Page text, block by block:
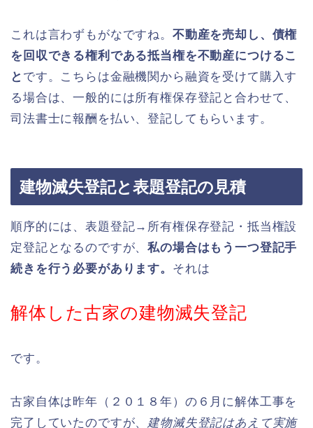
これは言わずもがなですね。 不動産を売却し、債権
を回収できる権利である抵当権を不動産につけるこ
と です。こちらは金融機関から融資を受けて購入す
る場合は、一般的には所有権保存登記と合わせて、
司法書士に報酬を払い、登記してもらいます。
建物滅失登記と表題登記の見積
順序的には、表題登記→所有権保存登記・抵当権設
定登記となるのですが、私の場合はもう一つ登記手
続きを行う必要があります。 それは
解体した古家の建物滅失登記
です。
古家自体は昨年（２０１８年）の６月に解体工事を
完了していたのですが、 建物滅失登記はあえて実施